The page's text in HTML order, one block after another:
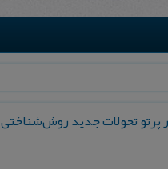
پرتو تحولات جدید روش‌شناختی